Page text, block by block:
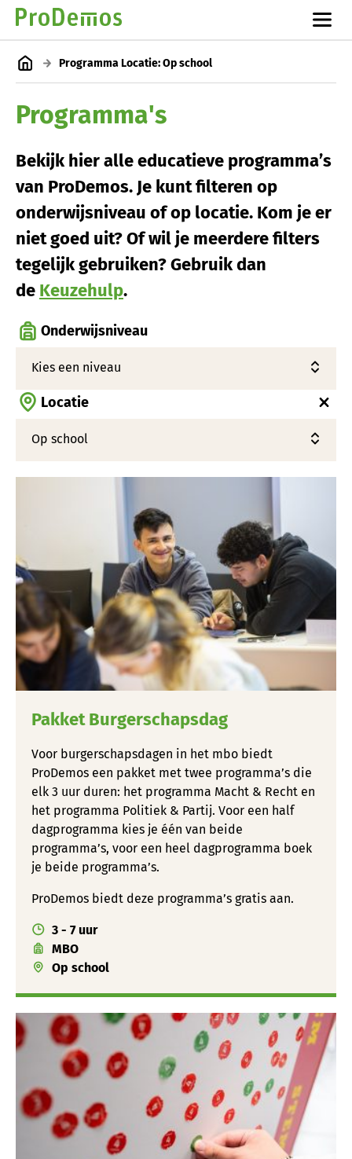
Programma Locatie: Op school
Programma's
Bekijk hier alle educatieve programma’s
van ProDemos. Je kunt filteren op
onderwijsniveau of op locatie. Kom je er
niet goed uit? Of wil je meerdere filters
tegelijk gebruiken? Gebruik dan
de Keuzehulp.
Onderwijsniveau
Locatie
Pakket Burgerschapsdag
Voor burgerschapsdagen in het mbo biedt
ProDemos een pakket met twee programma’s die
elk 3 uur duren: het programma Macht & Recht en
het programma Politiek & Partij. Voor een half
dagprogramma kies je één van beide
programma’s, voor een heel dagprogramma boek
je beide programma’s.
ProDemos biedt deze programma’s gratis aan.
3 - 7 uur
MBO
Op school